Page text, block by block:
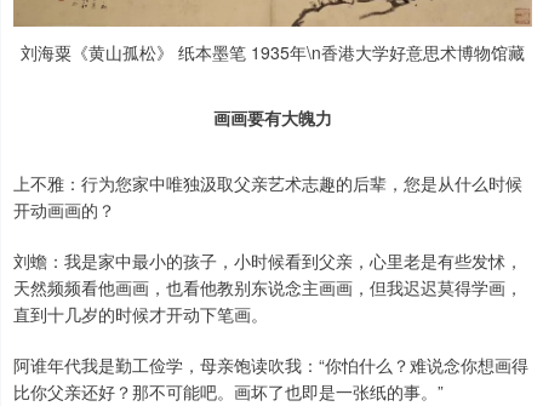
刘海粟《黄山孤松》 纸本墨笔 1935年\n香港大学好意思术博物馆藏
画画要有大魄力
上不雅：行为您家中唯独汲取父亲艺术志趣的后辈，您是从什么时候
开动画画的？
刘蟾：我是家中最小的孩子，小时候看到父亲，心里老是有些发怵，
天然频频看他画画，也看他教别东说念主画画，但我迟迟莫得学画，
直到十几岁的时候才开动下笔画。
阿谁年代我是勤工俭学，母亲饱读吹我：“你怕什么？难说念你想画得
比你父亲还好？那不可能吧。画坏了也即是一张纸的事。”